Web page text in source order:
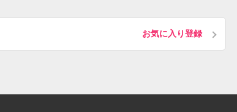
お気に入り登録